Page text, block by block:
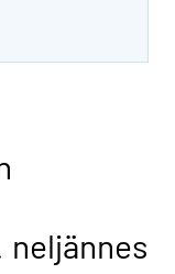
neljännes